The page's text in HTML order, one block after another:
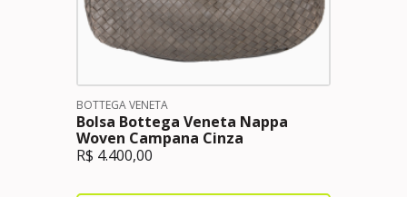
BOTTEGA VENETA
Bolsa Bottega Veneta Nappa
Woven Campana Cinza
R$ 4.400,00